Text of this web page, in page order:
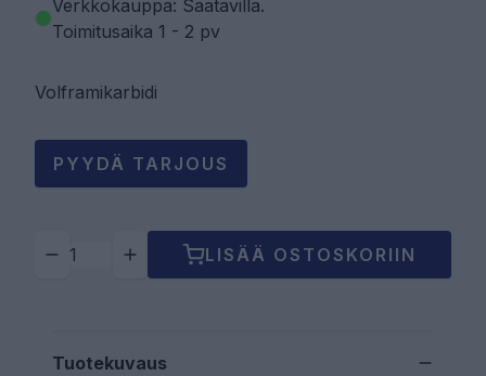
Verkkokauppa: Saatavilla.
Toimitusaika 1 - 2 pv
Volframikarbidi
PYYDÄ TARJOUS
LISÄÄ OSTOSKORIIN
Tuotekuvaus